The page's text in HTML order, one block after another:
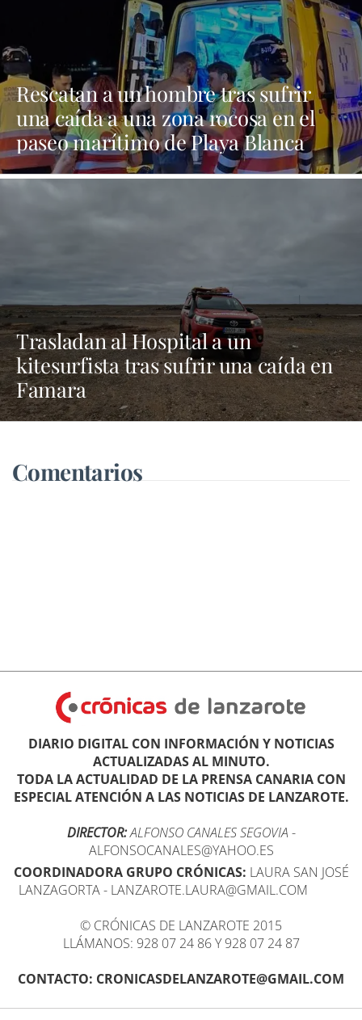
Rescatan a un hombre tras sufrir
una caída a una zona rocosa en el
paseo marítimo de Playa Blanca
Trasladan al Hospital a un
kitesurfista tras sufrir una caída en
Famara
Comentarios
DIARIO DIGITAL CON INFORMACIÓN Y NOTICIAS
ACTUALIZADAS AL MINUTO.
TODA LA ACTUALIDAD DE LA PRENSA CANARIA CON
ESPECIAL ATENCIÓN A LAS NOTICIAS DE LANZAROTE.
DIRECTOR:ALFONSO CANALES SEGOVIA -
ALFONSOCANALES@YAHOO.ES
COORDINADORA GRUPO CRÓNICAS: LAURA SAN JOSÉ
LANZAGORTA - LANZAROTE.LAURA@GMAIL.COM
© CRÓNICAS DE LANZAROTE 2015
LLÁMANOS: 928 07 24 86 Y 928 07 24 87
CONTACTO: CRONICASDELANZAROTE@GMAIL.COM